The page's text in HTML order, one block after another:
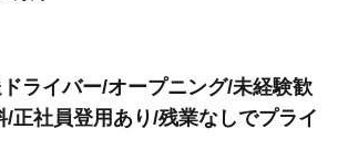
ライバー/オープニング/未経験歓
/正社員登用あり/残業なしでプライ